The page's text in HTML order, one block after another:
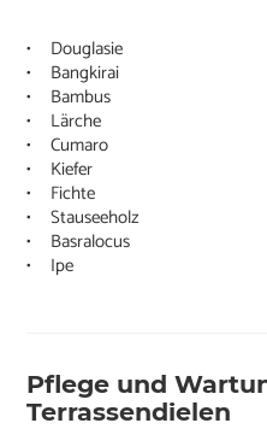
• Douglasie
• Bangkirai
• Bambus
• Lärche
• Cumaro
• Kiefer
• Fichte
• Stauseeholz
• Basralocus
• Ipe
Pflege und
Terrassendielen